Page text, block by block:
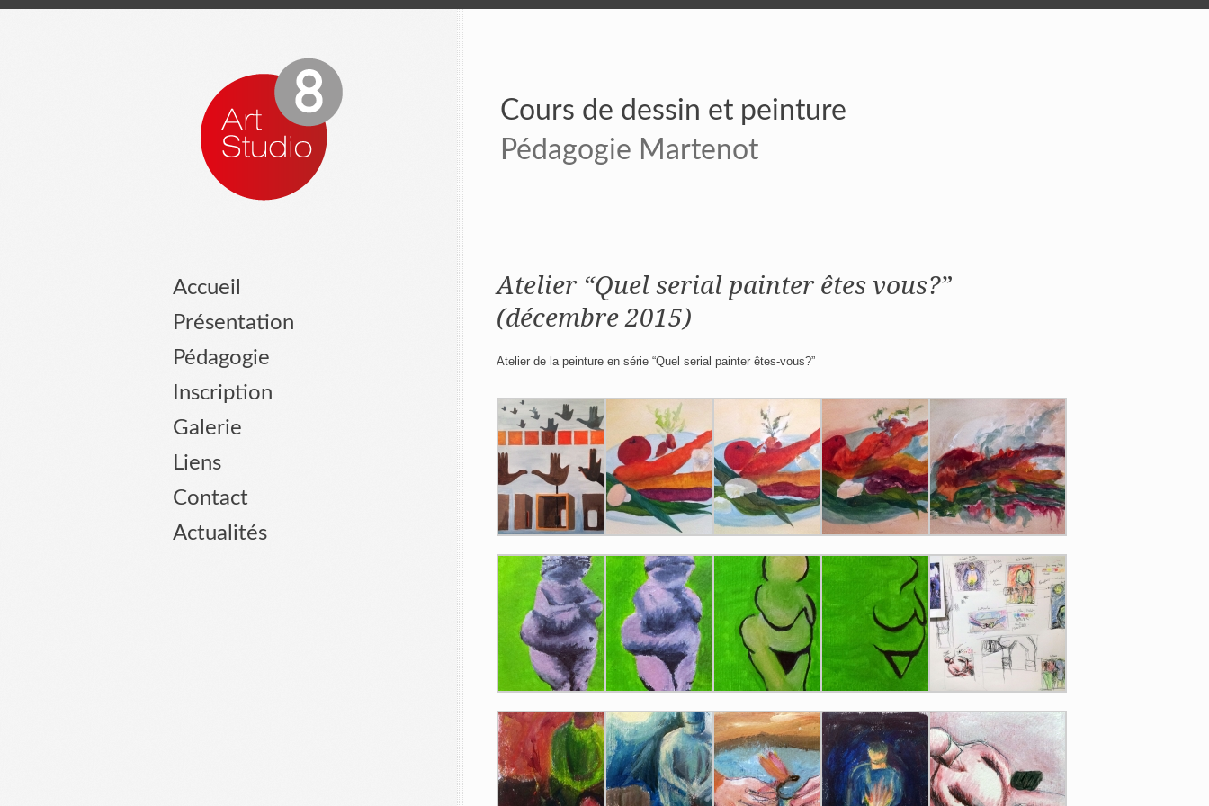
Cours de dessin et peinture
Pédagogie Martenot
Atelier “Quel serial painter êtes vous?”
(décembre 2015)
Atelier de la peinture en série “Quel serial painter êtes-vous?”
Accueil
Présentation
Pédagogie
Inscription
Galerie
Liens
Contact
Actualités